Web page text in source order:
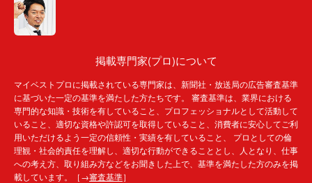
掲載専門家(プロ)について
マイベストプロに掲載されている専門家は、新聞社・放送局の広告審査基準
に基づいた一定の基準を満たした方たちです。 審査基準は、業界における
専門的な知識・技術を有していること、プロフェッショナルとして活動して
いること、適切な資格や許認可を取得していること、消費者に安心してご利
用いただけるよう一定の信頼性・実績を有していること、 プロとしての倫
理観・社会的責任を理解し、適切な行動ができることとし、人となり、仕事
への考え方、取り組み方などをお聞きした上で、基準を満たした方のみを掲
載しています。［→審査基準］